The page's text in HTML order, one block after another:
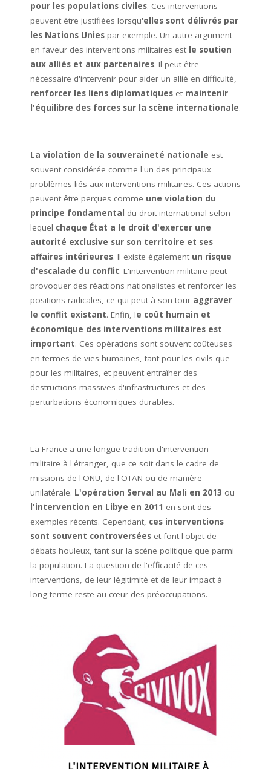
pour les populations civiles. Ces interventions
peuvent être justifiées lorsqu'elles sont délivrés par
les Nations Unies par exemple. Un autre argument
en faveur des interventions militaires est le soutien
aux alliés et aux partenaires. Il peut être
nécessaire d'intervenir pour aider un allié en difficulté,
renforcer les liens diplomatiques et maintenir
l'équilibre des forces sur la scène internationale.
La violation de la souveraineté nationale est
souvent considérée comme l'un des principaux
problèmes liés aux interventions militaires. Ces actions
peuvent être perçues comme une violation du
principe fondamental du droit international selon
lequel chaque État a le droit d'exercer une
autorité exclusive sur son territoire et ses
affaires intérieures. Il existe également un risque
d'escalade du conflit. L'intervention militaire peut
provoquer des réactions nationalistes et renforcer les
positions radicales, ce qui peut à son tour aggraver
le conflit existant. Enfin, le coût humain et
économique des interventions militaires est
important. Ces opérations sont souvent coûteuses
en termes de vies humaines, tant pour les civils que
pour les militaires, et peuvent entraîner des
destructions massives d'infrastructures et des
perturbations économiques durables.
La France a une longue tradition d'intervention
militaire à l'étranger, que ce soit dans le cadre de
missions de l'ONU, de l'OTAN ou de manière
unilatérale. L'opération Serval au Mali en 2013 ou
l'intervention en Libye en 2011 en sont des
exemples récents. Cependant, ces interventions
sont souvent controversées et font l'objet de
débats houleux, tant sur la scène politique que parmi
la population. La question de l'efficacité de ces
interventions, de leur légitimité et de leur impact à
long terme reste au cœur des préoccupations.